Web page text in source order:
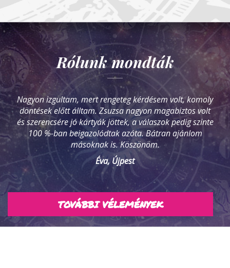
Rólunk mondták
Nagyon izgultam, mert rengeteg kérdésem volt, komoly
döntések előtt álltam. Zsuzsa nagyon magabiztos volt
és szerencsére jó kártyák jöttek, a válaszok pedig szinte
100 %-ban beigazolódtak azóta. Bátran ajánlom
másoknak is. Köszönöm.
Éva, Újpest
TOVÁBBI VÉLEMÉNYEK